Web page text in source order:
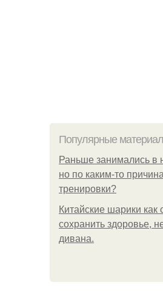
Популярные
Раньше занимались в
но по каким-то
тренировки?
Китайские шарики как
сохранить здоровье,
дивана.